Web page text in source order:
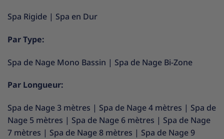
Spa Rigide | Spa en Dur
Par Type:
Spa de Nage Mono Bassin | Spa de Nage Bi-Zone
Par Longueur:
Spa de Nage 3 mètres | Spa de Nage 4 mètres | Spa de
Nage 5 mètres | Spa de Nage 6 mètres | Spa de Nage
7 mètres | Spa de Nage 8 mètres | Spa de Nage 9